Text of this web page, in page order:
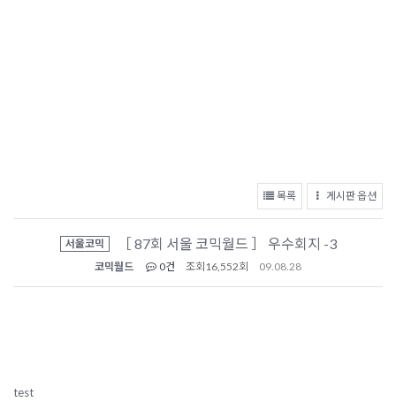
목록 게시판 옵션
서울코믹 ［ 87회 서울 코믹월드 ］ 우수회지 -3
코믹월드 0건 조회 16,552회 09.08.28
test